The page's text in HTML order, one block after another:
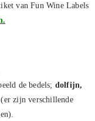
van Fun Wine Labels
de bedels; dolfijn,
. (er zijn verschillende